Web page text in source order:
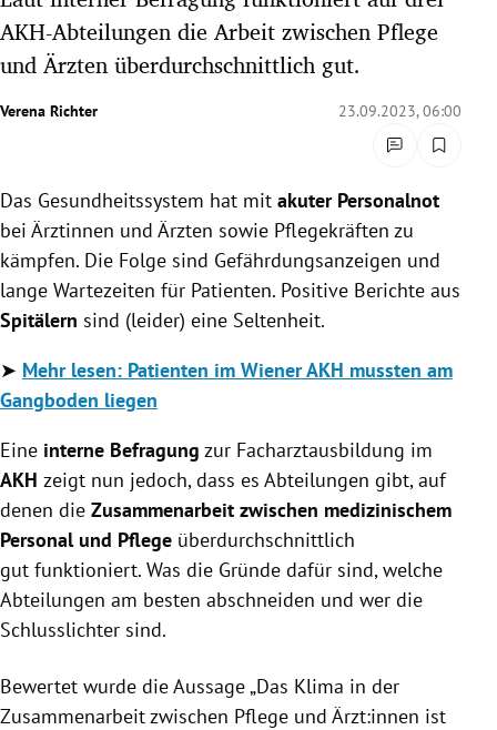
Untermenü
Untermenü
Untermenü
AKH-Abteilungen die Arbeit zwischen Pflege
und Ärzten überdurchschnittlich gut.
Verena Richter 23.09.2023, 06:00
Das Gesundheitssystem hat mit akuter Personalnot
bei Ärztinnen und Ärzten sowie Pflegekräften zu
kämpfen. Die Folge sind Gefährdungsanzeigen und
lange Wartezeiten für Patienten. Positive Berichte aus
Spitälern sind (leider) eine Seltenheit.
➤ Mehr lesen: Patienten im Wiener AKH mussten am
Gangboden liegen
Eine interne Befragung zur Facharztausbildung im
AKH zeigt nun jedoch, dass es Abteilungen gibt, auf
denen die Zusammenarbeit zwischen medizinischem
Personal und Pflege überdurchschnittlich
gut funktioniert. Was die Gründe dafür sind, welche
Abteilungen am besten abschneiden und wer die
Schlusslichter sind.
Bewertet wurde die Aussage „Das Klima in der
Zusammenarbeit zwischen Pflege und Ärzt:innen ist